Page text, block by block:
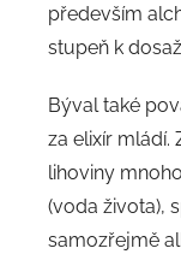
především
stupeň k
Býval také
za elixír mládí.
lihoviny
(voda života),
samozřejmě